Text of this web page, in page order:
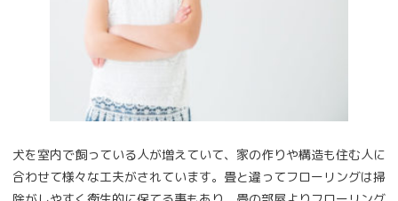
犬を室内で飼っている人が増えていて、家の作りや構造も住む人に
合わせて様々な工夫がされています。畳と違ってフローリングは掃